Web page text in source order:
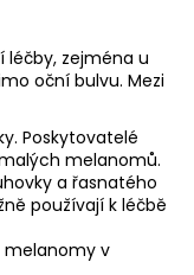
léčby, zejména u
oční bulvu. Mezi
Poskytovatelé
melanomů.
a řasnatého
používají k léčbě
melanomy v